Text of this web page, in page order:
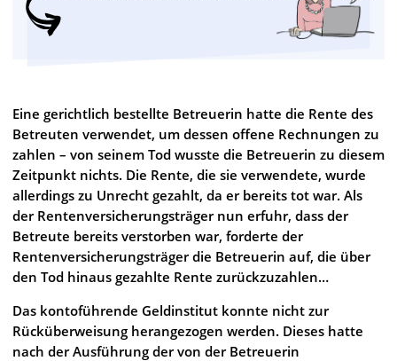
Eine gerichtlich bestellte Betreuerin hatte die Rente des
Betreuten verwendet, um dessen offene Rechnungen zu
zahlen – von seinem Tod wusste die Betreuerin zu diesem
Zeitpunkt nichts. Die Rente, die sie verwendete, wurde
allerdings zu Unrecht gezahlt, da er bereits tot war. Als
der Rentenversicherungsträger nun erfuhr, dass der
Betreute bereits verstorben war, forderte der
Rentenversicherungsträger die Betreuerin auf, die über
den Tod hinaus gezahlte Rente zurückzuzahlen…
Das kontoführende Geldinstitut konnte nicht zur
Rücküberweisung herangezogen werden. Dieses hatte
nach der Ausführung der von der Betreuerin